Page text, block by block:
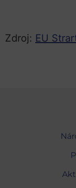
Zdroj: EU